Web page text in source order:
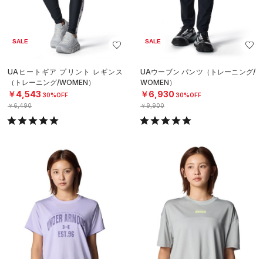
SALE
UAヒートギア プリント レギンス
（トレーニング/WOMEN）
￥4,543 30%OFF
￥6,490
SALE
UAウーブン パンツ（トレーニング/
WOMEN）
￥6,930 30%OFF
￥9,900